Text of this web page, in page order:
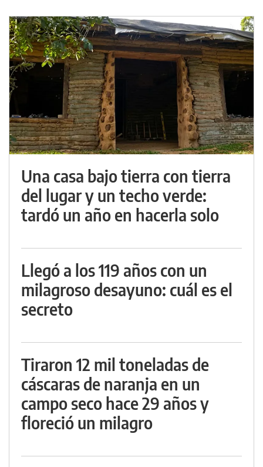
Una casa bajo tierra con tierra
del lugar y un techo verde:
tardó un año en hacerla solo
Llegó a los 119 años con un
milagroso desayuno: cuál es el
secreto
Tiraron 12 mil toneladas de
cáscaras de naranja en un
campo seco hace 29 años y
floreció un milagro